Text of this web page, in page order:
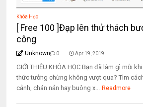
Khóa Học
[ Free 100 ]Đạp lên thử thách
công
Unknown 0 Apr 19, 2019
GIỚI THIỆU KHÓA HỌC Bạn đã làm gì mỗi
thức tưởng chừng không vượt qua? Tìm
cảnh, chán nản hay buông x... Readmore